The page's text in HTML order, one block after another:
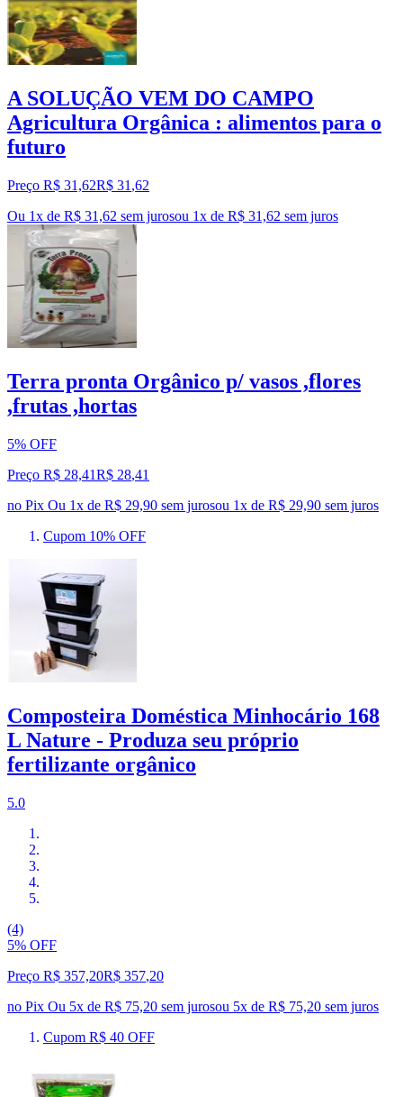
A SOLUÇÃO VEM DO CAMPO
Agricultura Orgânica : alimentos para o
futuro
Preço R$ 31,62R$ 31 ,62
Ou 1x de R$ 31,62 sem jurosou 1x de R$ 31,62 sem juros
Terra pronta Orgânico p/ vasos ,flores
,frutas ,hortas
5% OFF
Preço R$ 28,41R$ 28,41
no Pix Ou 1x de R$ 29,90 sem jurosou 1x de R$ 29,90 sem juros
Cupom 10% OFF
Composteira Doméstica Minhocário 168
L Nature - Produza seu próprio
fertilizante orgânico
5.0
(4)
5% OFF
Preço R$ 357,20R$ 357,20
no Pix Ou 5x de R$ 75,20 sem jurosou 5x de R$ 75,20 sem juros
Cupom R$ 40 OFF